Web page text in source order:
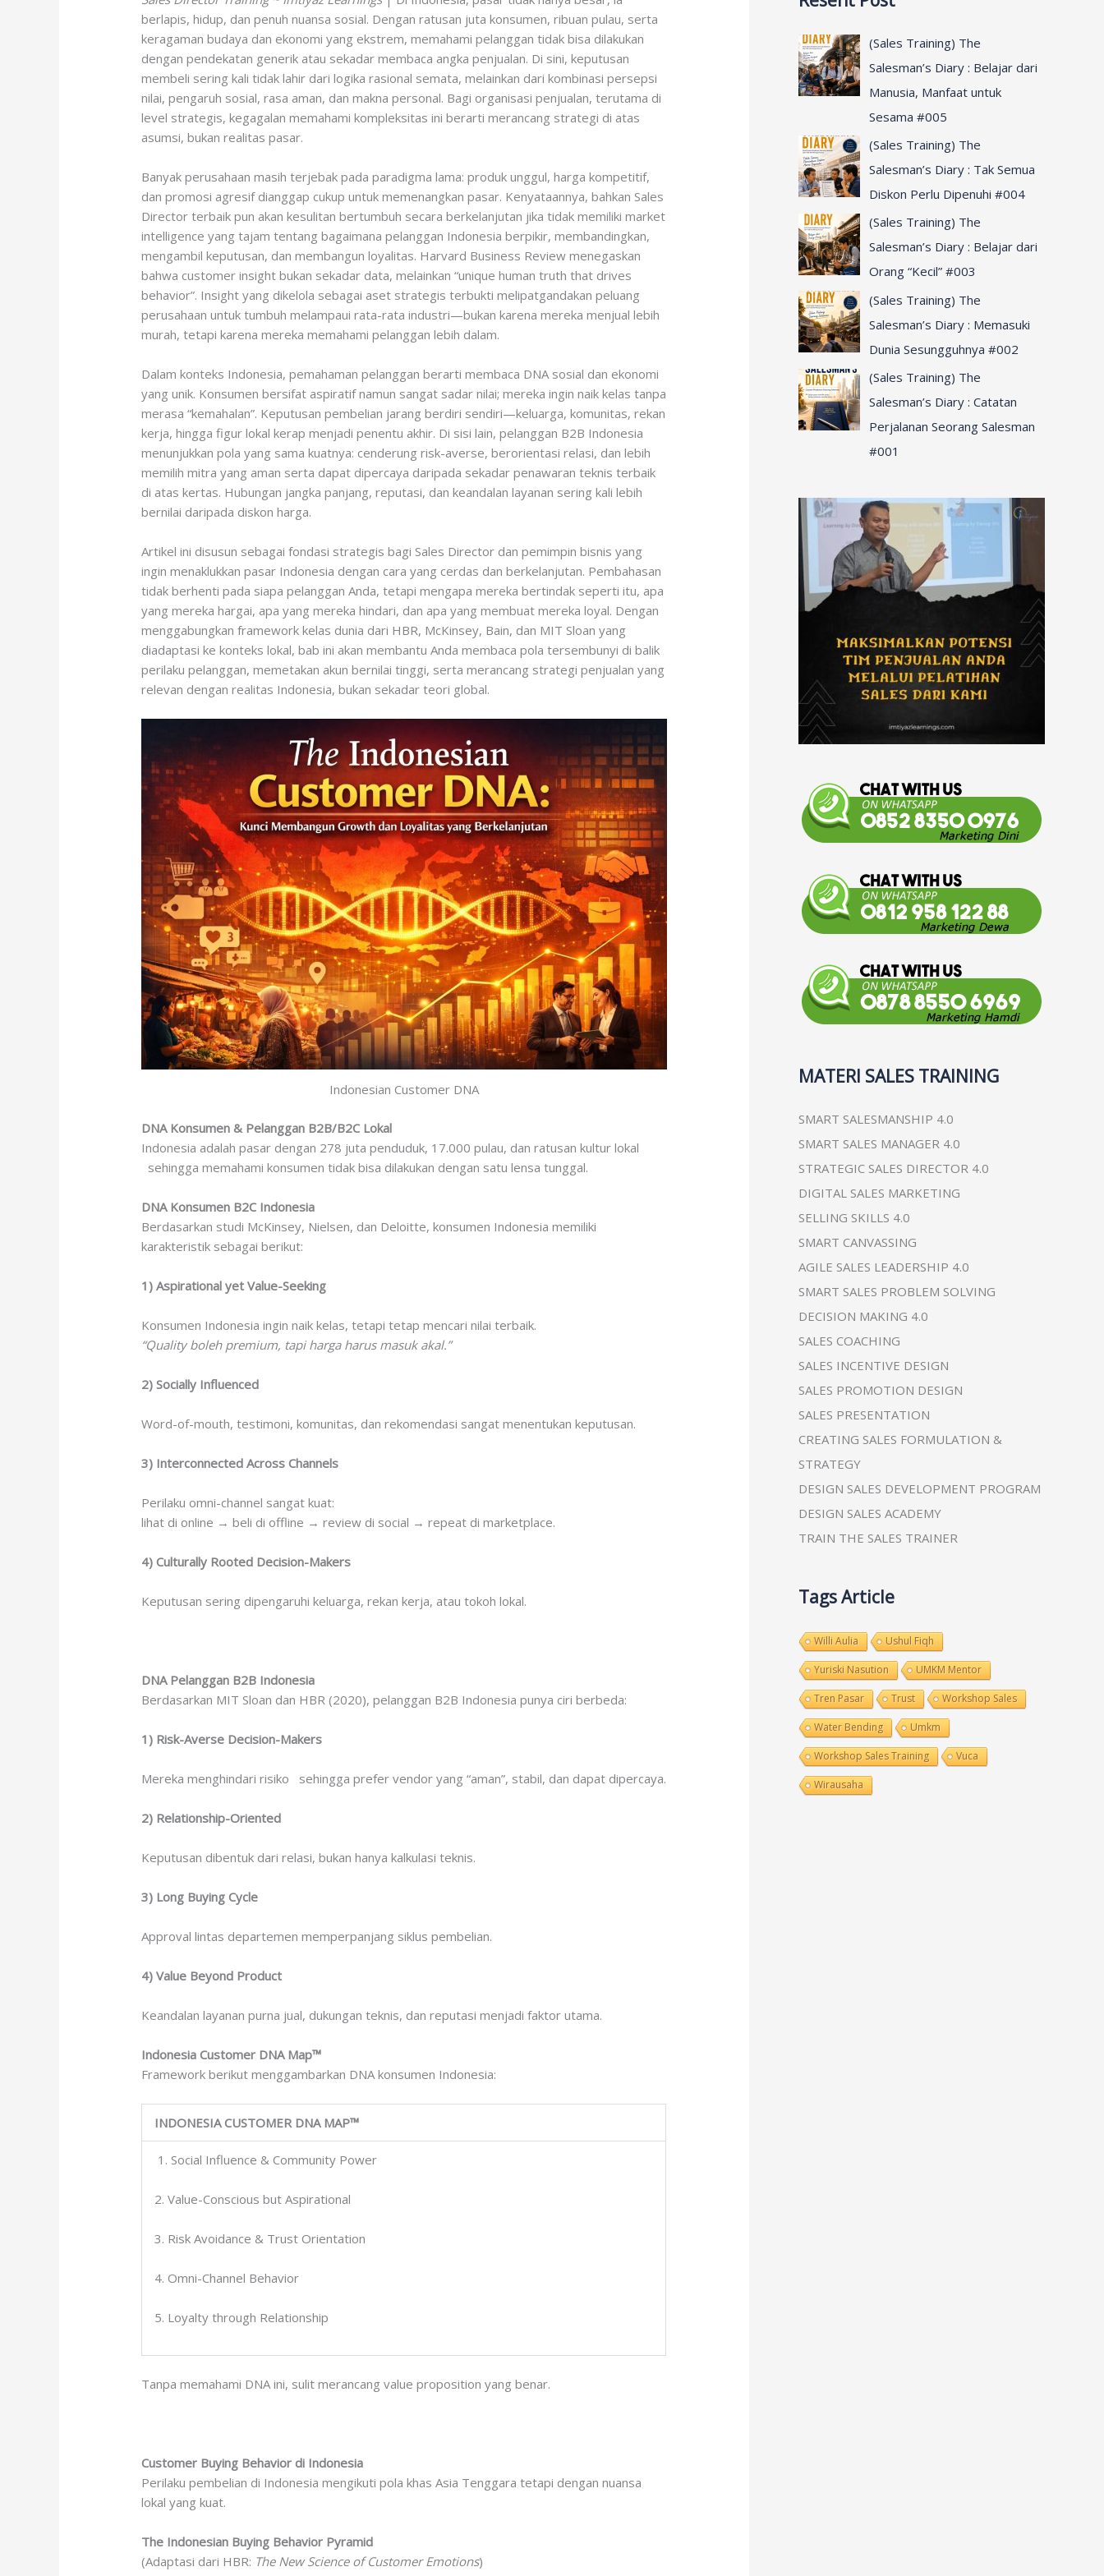
berlapis, hidup, dan penuh nuansa sosial. Dengan ratusan juta konsumen, ribuan pulau, serta
keragaman budaya dan ekonomi yang ekstrem, memahami pelanggan tidak bisa dilakukan
dengan pendekatan generik atau sekadar membaca angka penjualan. Di sini, keputusan
membeli sering kali tidak lahir dari logika rasional semata, melainkan dari kombinasi persepsi
nilai, pengaruh sosial, rasa aman, dan makna personal. Bagi organisasi penjualan, terutama di
level strategis, kegagalan memahami kompleksitas ini berarti merancang strategi di atas
asumsi, bukan realitas pasar.
Banyak perusahaan masih terjebak pada paradigma lama: produk unggul, harga kompetitif,
dan promosi agresif dianggap cukup untuk memenangkan pasar. Kenyataannya, bahkan Sales
Director terbaik pun akan kesulitan bertumbuh secara berkelanjutan jika tidak memiliki market
intelligence yang tajam tentang bagaimana pelanggan Indonesia berpikir, membandingkan,
mengambil keputusan, dan membangun loyalitas. Harvard Business Review menegaskan
bahwa customer insight bukan sekadar data, melainkan “unique human truth that drives
behavior”. Insight yang dikelola sebagai aset strategis terbukti melipatgandakan peluang
perusahaan untuk tumbuh melampaui rata-rata industri—bukan karena mereka menjual lebih
murah, tetapi karena mereka memahami pelanggan lebih dalam.
Dalam konteks Indonesia, pemahaman pelanggan berarti membaca DNA sosial dan ekonomi
yang unik. Konsumen bersifat aspiratif namun sangat sadar nilai; mereka ingin naik kelas tanpa
merasa “kemahalan”. Keputusan pembelian jarang berdiri sendiri—keluarga, komunitas, rekan
kerja, hingga figur lokal kerap menjadi penentu akhir. Di sisi lain, pelanggan B2B Indonesia
menunjukkan pola yang sama kuatnya: cenderung risk-averse, berorientasi relasi, dan lebih
memilih mitra yang aman serta dapat dipercaya daripada sekadar penawaran teknis terbaik
di atas kertas. Hubungan jangka panjang, reputasi, dan keandalan layanan sering kali lebih
bernilai daripada diskon harga.
Artikel ini disusun sebagai fondasi strategis bagi Sales Director dan pemimpin bisnis yang
ingin menaklukkan pasar Indonesia dengan cara yang cerdas dan berkelanjutan. Pembahasan
tidak berhenti pada siapa pelanggan Anda, tetapi mengapa mereka bertindak seperti itu, apa
yang mereka hargai, apa yang mereka hindari, dan apa yang membuat mereka loyal. Dengan
menggabungkan framework kelas dunia dari HBR, McKinsey, Bain, dan MIT Sloan yang
diadaptasi ke konteks lokal, bab ini akan membantu Anda membaca pola tersembunyi di balik
perilaku pelanggan, memetakan akun bernilai tinggi, serta merancang strategi penjualan yang
relevan dengan realitas Indonesia, bukan sekadar teori global.
Indonesian Customer DNA
DNA Konsumen & Pelanggan B2B/B2C Lokal
Indonesia adalah pasar dengan 278 juta penduduk, 17.000 pulau, dan ratusan kultur lokal
sehingga memahami konsumen tidak bisa dilakukan dengan satu lensa tunggal.
DNA Konsumen B2C Indonesia
Berdasarkan studi McKinsey, Nielsen, dan Deloitte, konsumen Indonesia memiliki
karakteristik sebagai berikut:
1) Aspirational yet Value-Seeking
Konsumen Indonesia ingin naik kelas, tetapi tetap mencari nilai terbaik.
“Quality boleh premium, tapi harga harus masuk akal.”
2) Socially Influenced
Word-of-mouth, testimoni, komunitas, dan rekomendasi sangat menentukan keputusan.
3) Interconnected Across Channels
Perilaku omni-channel sangat kuat:
lihat di online → beli di offline → review di social → repeat di marketplace.
4) Culturally Rooted Decision-Makers
Keputusan sering dipengaruhi keluarga, rekan kerja, atau tokoh lokal.
DNA Pelanggan B2B Indonesia
Berdasarkan MIT Sloan dan HBR (2020), pelanggan B2B Indonesia punya ciri berbeda:
1) Risk-Averse Decision-Makers
Mereka menghindari risiko sehingga prefer vendor yang “aman”, stabil, dan dapat dipercaya.
2) Relationship-Oriented
Keputusan dibentuk dari relasi, bukan hanya kalkulasi teknis.
3) Long Buying Cycle
Approval lintas departemen memperpanjang siklus pembelian.
4) Value Beyond Product
Keandalan layanan purna jual, dukungan teknis, dan reputasi menjadi faktor utama.
Indonesia Customer DNA Map™
Framework berikut menggambarkan DNA konsumen Indonesia:
INDONESIA CUSTOMER DNA MAP™
1. Social Influence & Community Power
2. Value-Conscious but Aspirational
3. Risk Avoidance & Trust Orientation
4. Omni-Channel Behavior
5. Loyalty through Relationship
Tanpa memahami DNA ini, sulit merancang value proposition yang benar.
Customer Buying Behavior di Indonesia
Perilaku pembelian di Indonesia mengikuti pola khas Asia Tenggara tetapi dengan nuansa
lokal yang kuat.
The Indonesian Buying Behavior Pyramid
(Adaptasi dari HBR: The New Science of Customer Emotions)
r
c
h
f
(Sales Training) The
Salesman’s Diary : Belajar dari
Manusia, Manfaat untuk
Sesama #005
(Sales Training) The
Salesman’s Diary : Tak Semua
Diskon Perlu Dipenuhi #004
(Sales Training) The
Salesman’s Diary : Belajar dari
Orang “Kecil” #003
(Sales Training) The
Salesman’s Diary : Memasuki
Dunia Sesungguhnya #002
(Sales Training) The
Salesman’s Diary : Catatan
Perjalanan Seorang Salesman
#001
MATERI SALES TRAINING
SMART SALESMANSHIP 4.0
SMART SALES MANAGER 4.0
STRATEGIC SALES DIRECTOR 4.0
DIGITAL SALES MARKETING
SELLING SKILLS 4.0
SMART CANVASSING
AGILE SALES LEADERSHIP 4.0
SMART SALES PROBLEM SOLVING
DECISION MAKING 4.0
SALES COACHING
SALES INCENTIVE DESIGN
SALES PROMOTION DESIGN
SALES PRESENTATION
CREATING SALES FORMULATION &
STRATEGY
DESIGN SALES DEVELOPMENT PROGRAM
DESIGN SALES ACADEMY
TRAIN THE SALES TRAINER
Tags Article
Willi Aulia Ushul Fiqh
Yuriski Nasution UMKM Mentor
Tren Pasar Trust Workshop Sales
Water Bending Umkm
Workshop Sales Training Vuca
Wirausaha